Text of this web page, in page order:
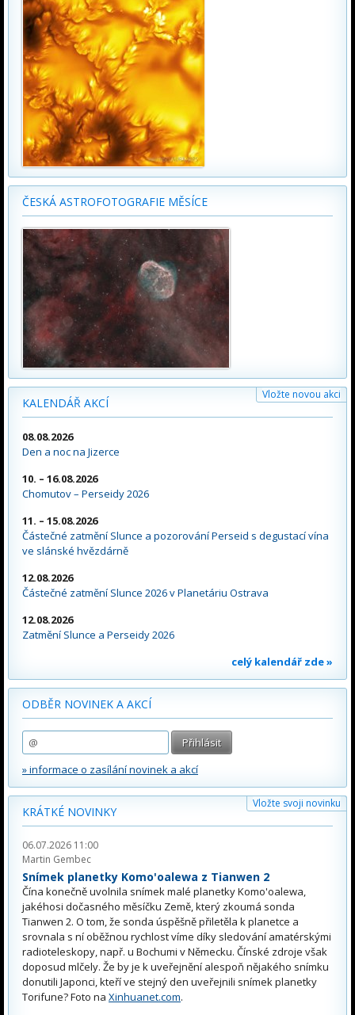
ČESKÁ ASTROFOTOGRAFIE MĚSÍCE
KALENDÁŘ AKCÍ
Vložte novou akci
08.08.2026
Den a noc na Jizerce
10. – 16.08.2026
Chomutov – Perseidy 2026
11. – 15.08.2026
Částečné zatmění Slunce a pozorování Perseid s degustací vína
ve slánské hvězdárně
12.08.2026
Částečné zatmění Slunce 2026 v Planetáriu Ostrava
12.08.2026
Zatmění Slunce a Perseidy 2026
celý kalendář zde »
ODBĚR NOVINEK A AKCÍ
» informace o zasílání novinek a akcí
Vložte svoji novinku
KRÁTKÉ NOVINKY
06.07.2026 11:00
Martin Gembec
Snímek planetky Komo'oalewa z Tianwen 2
Čína konečně uvolnila snímek malé planetky Komo'oalewa,
jakéhosi dočasného měsíčku Země, který zkoumá sonda
Tianwen 2. O tom, že sonda úspěšně přiletěla k planetce a
srovnala s ní oběžnou rychlost víme díky sledování amatérskými
radioteleskopy, např. u Bochumi v Německu. Čínské zdroje však
doposud mlčely. Že by je k uveřejnění alespoň nějakého snímku
donutili Japonci, kteří ve stejný den uveřejnili snímek planetky
Torifune? Foto na Xinhuanet.com.